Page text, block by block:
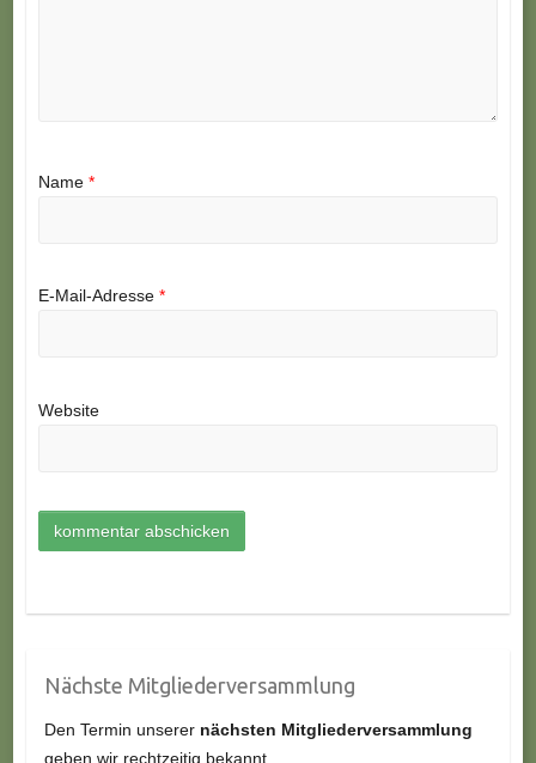
Name *
E-Mail-Adresse *
Website
Nächste Mitgliederversammlung
Den Termin unserer nächsten Mitgliederversammlung
geben wir rechtzeitig bekannt.